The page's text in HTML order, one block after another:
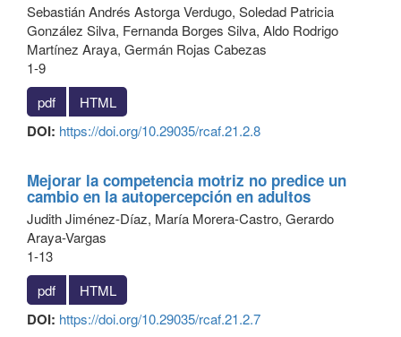
Sebastián Andrés Astorga Verdugo, Soledad Patricia
González Silva, Fernanda Borges Silva, Aldo Rodrigo
Martínez Araya, Germán Rojas Cabezas
1-9
pdf
HTML
DOI: https://doi.org/10.29035/rcaf.21.2.8
Mejorar la competencia motriz no predice un
cambio en la autopercepción en adultos
Judith Jiménez-Díaz, María Morera-Castro, Gerardo
Araya-Vargas
1-13
pdf
HTML
DOI: https://doi.org/10.29035/rcaf.21.2.7